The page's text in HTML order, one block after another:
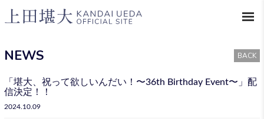
NEWS BACK
「堪大、祝って欲しいんだい！〜36th Birthday Event〜」配
信決定！！
2024.10.09